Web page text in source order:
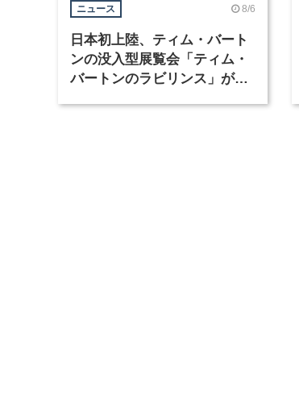
ニュース 8/6
日本初上陸、ティム・バート
ンの没入型展覧会「ティム・
バートンのラビリンス」が東